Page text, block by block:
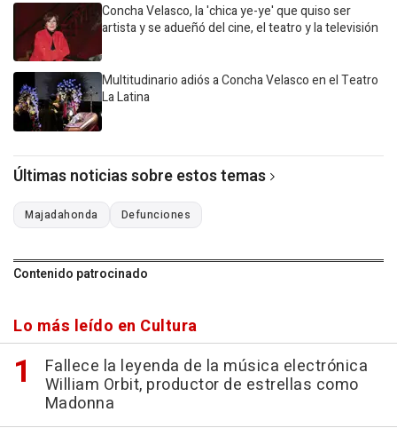
Concha Velasco, la 'chica ye-ye' que quiso ser
artista y se adueñó del cine, el teatro y la televisión
Multitudinario adiós a Concha Velasco en el Teatro
La Latina
Últimas noticias sobre estos temas
Majadahonda Defunciones
Contenido patrocinado
Lo más leído en Cultura
Fallece la leyenda de la música electrónica
William Orbit, productor de estrellas como
Madonna